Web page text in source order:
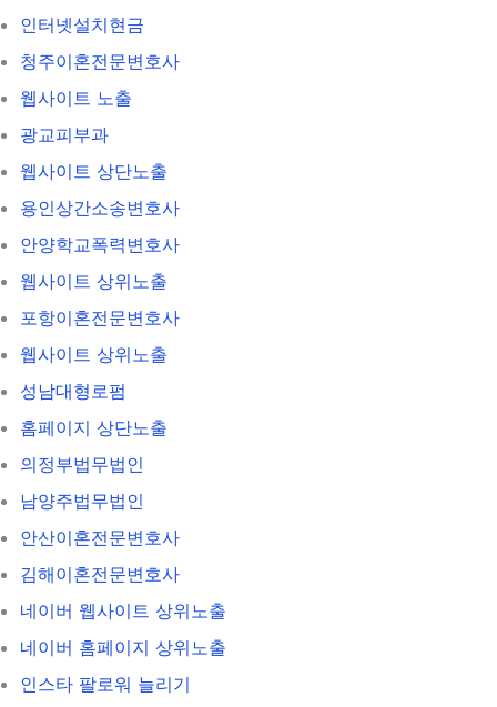
인터넷설치현금
청주이혼전문변호사
웹사이트 노출
광교피부과
웹사이트 상단노출
용인상간소송변호사
안양학교폭력변호사
웹사이트 상위노출
포항이혼전문변호사
웹사이트 상위노출
성남대형로펌
홈페이지 상단노출
의정부법무법인
남양주법무법인
안산이혼전문변호사
김해이혼전문변호사
네이버 웹사이트 상위노출
네이버 홈페이지 상위노출
인스타 팔로워 늘리기